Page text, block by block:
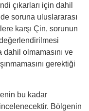
çıkarları için dahil
soruna uluslararası
karşı Çin, sorunun
olmamasını ve
gerektiği
bu kadar
Bölgenin